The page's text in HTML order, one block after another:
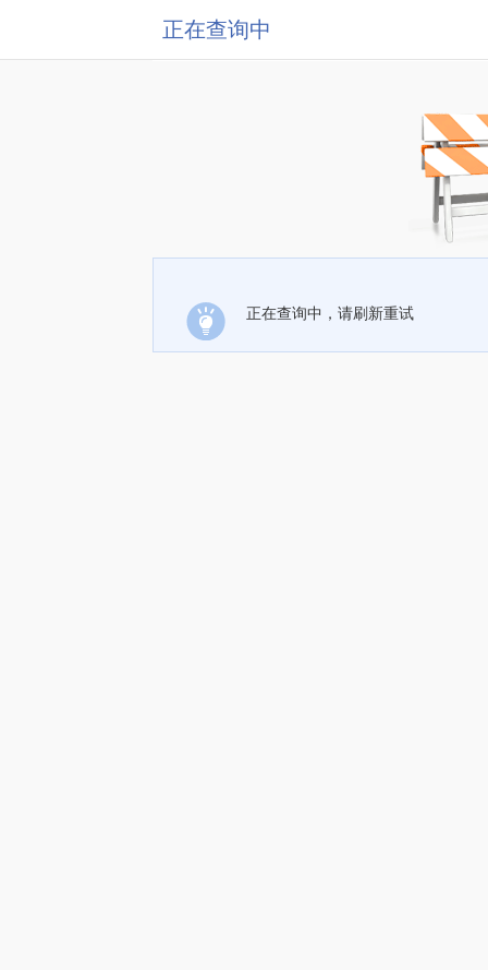
正在查询中
正在查询中，请刷新重试